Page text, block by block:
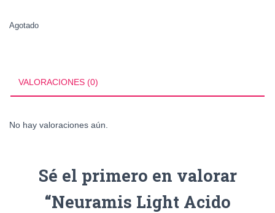
Agotado
VALORACIONES (0)
No hay valoraciones aún.
Sé el primero en valorar
“Neuramis Light Acido